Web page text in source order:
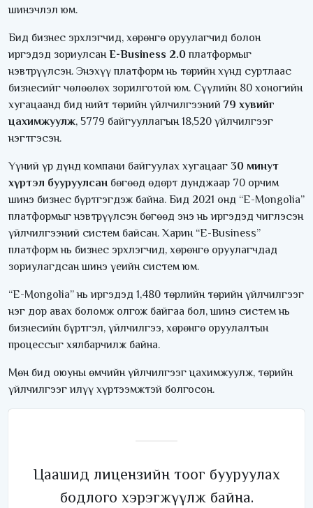
шинэчлэл юм.
Бид бизнес эрхлэгчид, хөрөнгө оруулагчид болон
иргэдэд зориулсанE-Business 2.0 платформыг
нэвтрүүлсэн. Энэхүү платформ нь төрийн хүнд суртлаас
бизнесийг чөлөөлөх зорилготой юм. Сүүлийн 80 хоногийн
хугацаанд бид нийт төрийн үйлчилгээний 79 хувийг
цахимжуулж, 5779 байгууллагын 18,520 үйлчилгээг
нэгтгэсэн.
Үүний үр дүнд компани байгуулах хугацааг 30 минут
хүртэл бууруулсанбөгөөд өдөрт дунджаар 70 орчим
шинэ бизнес бүртгэгдэж байна. Бид 2021 онд “E-Mongolia”
платформыг нэвтрүүлсэн бөгөөд энэ нь иргэдэд чиглэсэн
үйлчилгээний систем байсан. Харин “E-Business”
платформ нь бизнес эрхлэгчид, хөрөнгө оруулагчдад
зориулагдсан шинэ үеийн систем юм.
“E-Mongolia” нь иргэдэд 1,480 төрлийн төрийн үйлчилгээг
нэг дор авах боломж олгож байгаа бол, шинэ систем нь
бизнесийн бүртгэл, үйлчилгээ, хөрөнгө оруулалтын
процессыг хялбарчилж байна.
Мөн бид оюуны өмчийн үйлчилгээг цахимжуулж, төрийн
үйлчилгээг илүү хүртээмжтэй болгосон.
Цаашид лицензийн тоог бууруулах
бодлого хэрэгжүүлж байна.